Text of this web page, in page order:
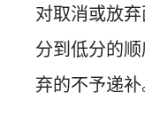
对取消或放
分到低分的
弃的不予递补